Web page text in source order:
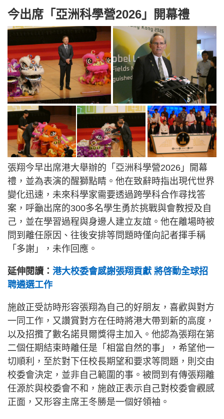
今出席「亞洲科學營2026」開幕禮
張翔今早出席港大舉辦的「亞洲科學營2026」開幕
禮，並為表演的醒獅點睛。他在致辭時指出現代世界
變化迅速，未來科學家需要透過跨學科合作尋找答
案，呼籲出席的300多名學生勇於挑戰與會教授及自
己，並在學習過程與身邊人建立友誼。他在離場時被
問到離任原因、往後安排等問題時僅向記者揮手稱
「多謝」，未作回應。
延伸閱讀： 港大校委會感謝張翔貢獻 將啓動全球招
聘遴選工作
施啟正受訪時形容張翔為自己的好朋友，喜歡與對方
一同工作，又讚賞對方在任時將港大帶到新的高度，
以及招攬了數名諾貝爾獎得主加入。他認為張翔在第
二個任期結束時離任是「相當自然的事」，希望他一
切順利，至於對下任校長期望和要求等問題，則交由
校委會決定，並非自己範圍的事。被問到有傳張翔離
任源於與校委會不和，施啟正表示自己對校委會觀感
正面，又形容主席王冬勝是一個好領袖。